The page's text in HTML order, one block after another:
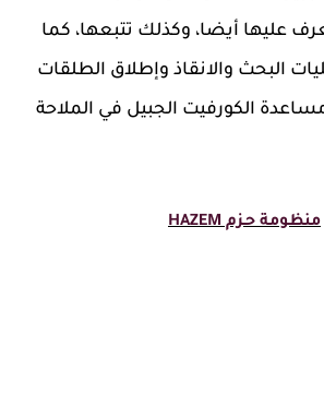
عليها أيضا، وكذلك تتبعها، كما
البحث والانقاذ وإطلاق الطلقات
الكورفيت الجبيل في الملاحة
منظومة حـزم HAZEM